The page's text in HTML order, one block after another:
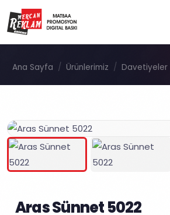
Ana Sayfa Ürünlerimiz Davetiyeler
Aras Sünnet 5022